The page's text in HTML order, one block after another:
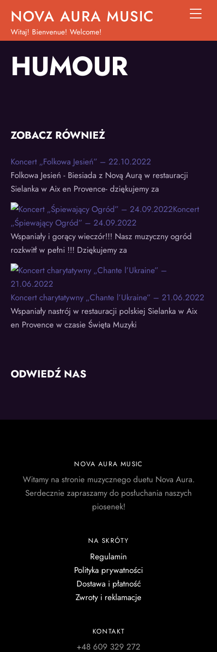
content
NOVA AURA MUSIC
Witaj! Bienvenue! Welcome!
HUMOUR
ZOBACZ RÓWNIEŻ
Koncert „Folkowa Jesień” – 22.10.2022
Folkowa Jesień - Biesiada z Novą Aurą w restauracji
Sielanka w Aix en Provence- dziękujemy za
Koncert
„Śpiewający Ogród” – 24.09.2022
Wspaniały i gorący wieczór!!! Nasz muzyczny ogród
rozkwitł w pełni !!! Dziękujemy za
Koncert charytatywny „Chante l’Ukraine” – 21.06.2022
Wspaniały nastrój w restauracji polskiej Sielanka w Aix
en Provence w czasie Święta Muzyki
ODWIEDŹ NAS
NOVA AURA MUSIC
Witamy na stronie muzycznego duetu Nova Aura.
Serdecznie zapraszamy do posłuchania naszych
piosenek!
NA SKRÓTY
Regulamin
Polityka prywatności
Dostawa i płatność
Zwroty i reklamacje
KONTAKT
+48 609 329 272